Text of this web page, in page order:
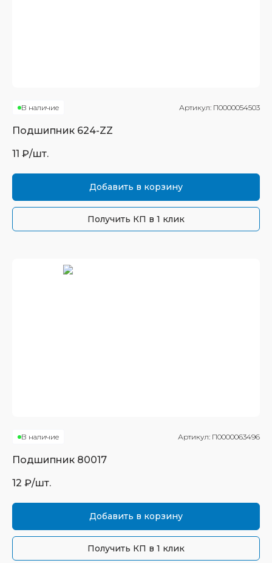
В наличие Артикул: П0000054503
Подшипник 624-ZZ
11 ₽/шт.
Добавить в корзину
Получить КП в 1 клик
В наличие Артикул: П0000063496
Подшипник 80017
12 ₽/шт.
Добавить в корзину
Получить КП в 1 клик